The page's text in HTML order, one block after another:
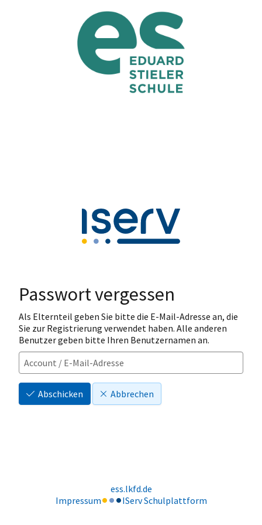
Passwort vergessen
Als Elternteil geben Sie bitte die E-Mail-Adresse an, die
Sie zur Registrierung verwendet haben. Alle anderen
Benutzer geben bitte Ihren Benutzernamen an.
Abschicken Abbrechen
ess.lkfd.de
Impressum
IServ Schulplattform